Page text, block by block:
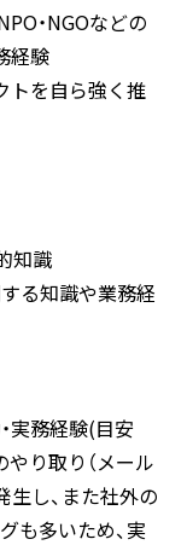
・NGOなどの
経験
トを自ら強く推
知識
る知識や業務経
実務経験(目安
り取り（メール
生し、また社外の
も多いため、実